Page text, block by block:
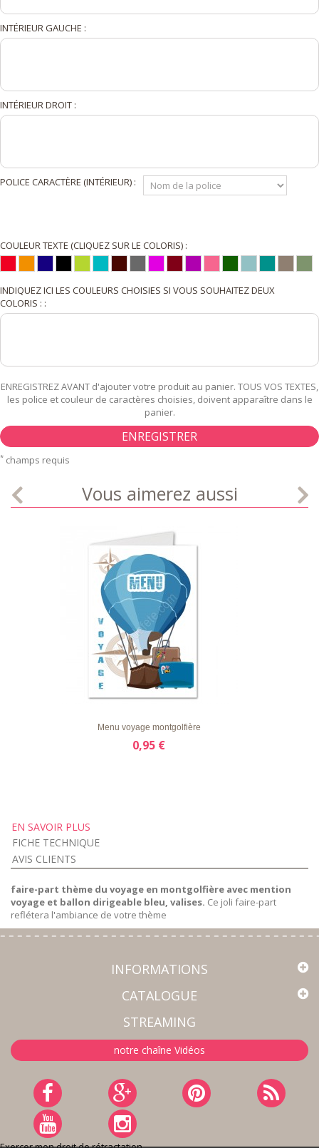
INTÉRIEUR GAUCHE :
INTÉRIEUR DROIT :
POLICE CARACTÈRE (INTÉRIEUR) :
COULEUR TEXTE (CLIQUEZ SUR LE COLORIS) :
INDIQUEZ ICI LES COULEURS CHOISIES SI VOUS SOUHAITEZ DEUX
COLORIS : :
ENREGISTREZ AVANT d'ajouter votre produit au panier. TOUS VOS TEXTES,
les police et couleur de caractères choisies, doivent apparaître dans le
panier.
ENREGISTRER
* champs requis
Vous aimerez aussi
APERÇU RAPIDE
Menu voyage montgolfière
0,95 €
EN SAVOIR PLUS
FICHE TECHNIQUE
AVIS CLIENTS
faire-part thème du voyage en montgolfière avec mention
voyage et ballon dirigeable bleu, valises. Ce joli faire-part
reflétera l'ambiance de votre thème
INFORMATIONS
CATALOGUE
STREAMING
notre chaîne Vidéos